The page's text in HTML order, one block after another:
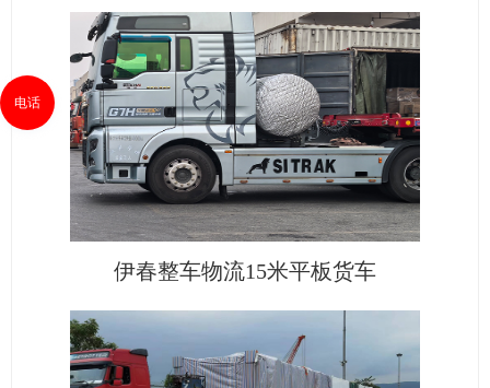
伊春整车物流15米平板货车
电话